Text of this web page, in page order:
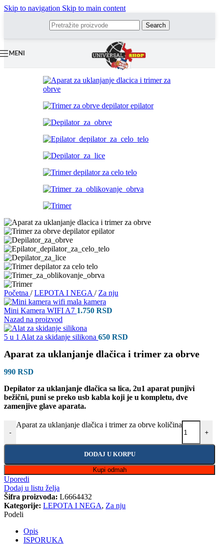
Skip to navigation Skip to main content
Search
MENI
Početna / LEPOTA I NEGA / Za nju
Mini Kamera WIFI A7 1.750 RSD
Nazad na proizvod
5 u 1 Alat za skidanje silikona 650 RSD
Aparat za uklanjanje dlačica i trimer za obrve
990 RSD
Depilator za uklanjanje dlačica sa lica, 2u1 aparat punjivi
bežični, puni se preko usb kabla koji je u kompletu, dve
zamenjive glave aparata.
-
Aparat za uklanjanje dlačica i trimer za obrve količina
+
DODAJ U KORPU
Kupi odmah
Uporedi
Dodaj u listu želja
Šifra proizvoda: L6664432
Kategorije: LEPOTA I NEGA, Za nju
Podeli
Opis
ISPORUKA